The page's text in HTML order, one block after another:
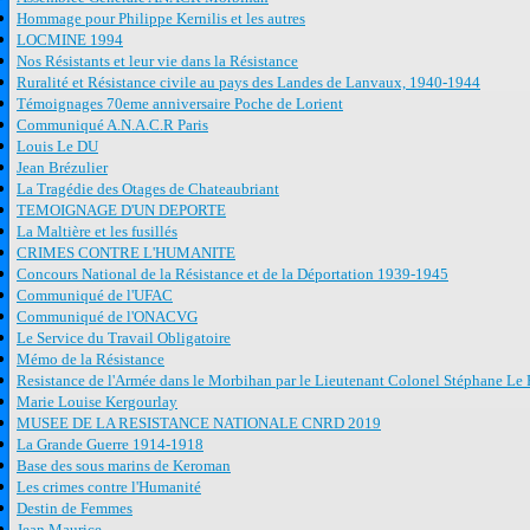
Hommage pour Philippe Kernilis et les autres
LOCMINE 1994
Nos Résistants et leur vie dans la Résistance
Ruralité et Résistance civile au pays des Landes de Lanvaux, 1940-1944
Témoignages 70eme anniversaire Poche de Lorient
Communiqué A.N.A.C.R Paris
Louis Le DU
Jean Brézulier
La Tragédie des Otages de Chateaubriant
TEMOIGNAGE D'UN DEPORTE
La Maltière et les fusillés
CRIMES CONTRE L'HUMANITE
Concours National de la Résistance et de la Déportation 1939-1945
Communiqué de l'UFAC
Communiqué de l'ONACVG
Le Service du Travail Obligatoire
Mémo de la Résistance
Resistance de l'Armée dans le Morbihan par le Lieutenant Colonel Stéphane Le
Marie Louise Kergourlay
MUSEE DE LA RESISTANCE NATIONALE CNRD 2019
La Grande Guerre 1914-1918
Base des sous marins de Keroman
Les crimes contre l'Humanité
Destin de Femmes